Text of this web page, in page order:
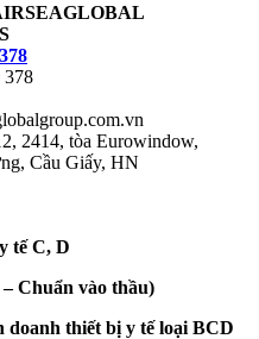
378
2414, tòa Eurowindow,
Cầu Giấy, HN
tế C, D
Chuẩn vào thầu)
thiết bị y tế loại BCD